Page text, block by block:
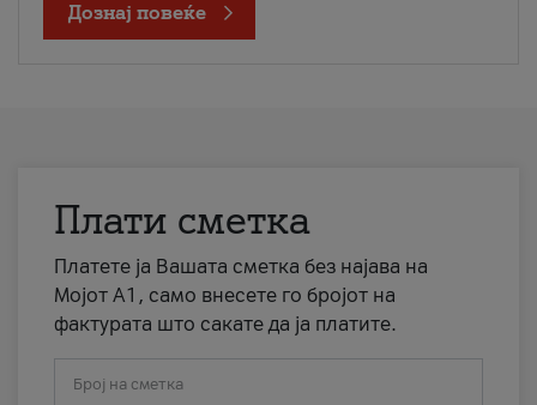
Дознај повеќе
Плати сметка
Платете ја Вашата сметка без најава на
Мојот А1, само внесете го бројот на
фактурата што сакате да ја платите.
Број на сметка